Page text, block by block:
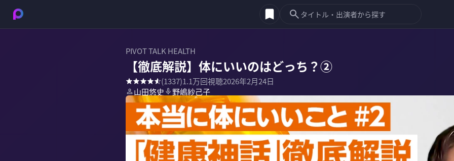
PIVOT TALK HEALTH
【徹底解説】体にいいのはどっち？②
(1337)1.1万回視聴2026年2月24日
山田悠史
野嶋紗己子